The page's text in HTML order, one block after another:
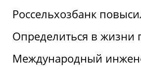
Россельхозбанк
Определиться в жизни
Международный